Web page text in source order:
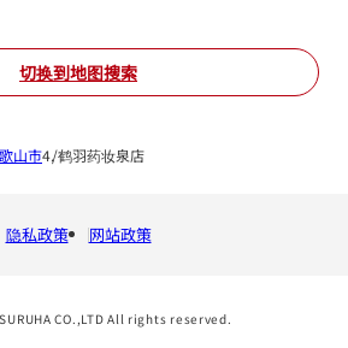
切换到地图搜索
山市 鹤羽药妆泉店
隐私政策 网站政策
CO.,LTD All rights reserved.